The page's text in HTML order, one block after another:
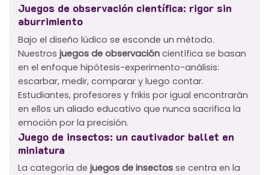
Juegos de observación científica: rigor sin
aburrimiento
Bajo el diseño lúdico se esconde un método.
Nuestros juegos de observación científica se basan
en el enfoque hipótesis-experimento-análisis:
escarbar, medir, comparar y luego contar.
Estudiantes, profesores y frikis por igual encontrarán
en ellos un aliado educativo que nunca sacrifica la
emoción por la precisión.
Juego de insectos: un cautivador ballet en
miniatura
La categoría de juegos de insectos se centra en la